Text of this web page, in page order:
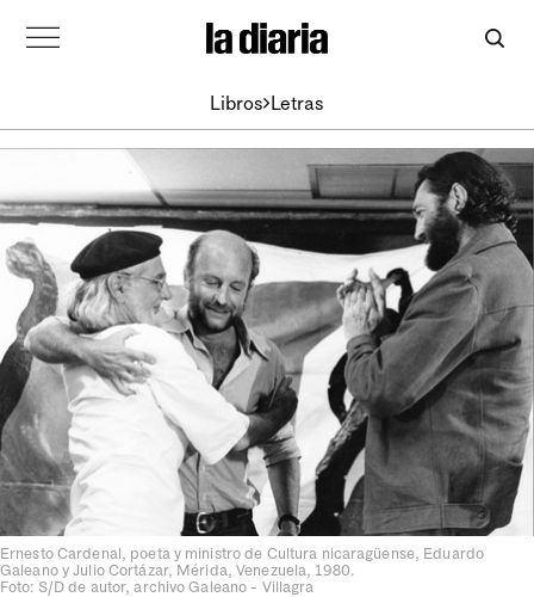
Libros Letras
Ernesto Cardenal, poeta y ministro de Cultura nicaragüense, Eduardo
Galeano y Julio Cortázar, Mérida, Venezuela, 1980.
Foto: S/D de autor, archivo Galeano - Villagra